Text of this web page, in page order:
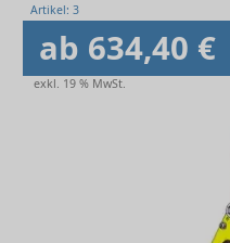
Artikel: 3
ab 634,40 €
exkl. 19 % MwSt.